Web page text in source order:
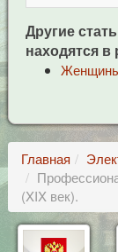
Другие
находятся в
Главная
(XIX век).